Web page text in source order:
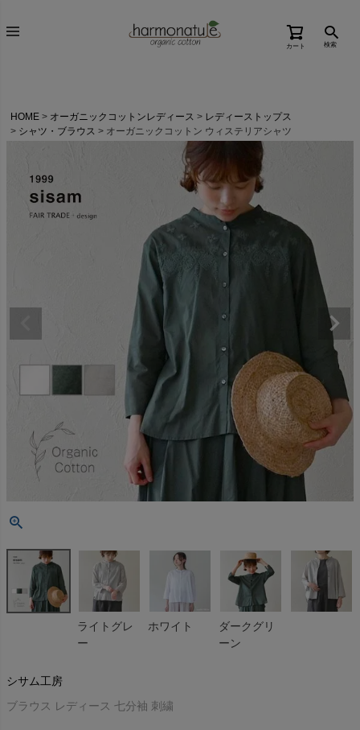
カート 検索
HOME オーガニックコットンレディース
レディーストップス
シャツ・ブラウス
オーガニックコットン ウィステリアシャツ
ライトグレ
ー
ホワイト
ダークグリ
ーン
シサム工房
ブラウス レディース 七分袖 刺繍